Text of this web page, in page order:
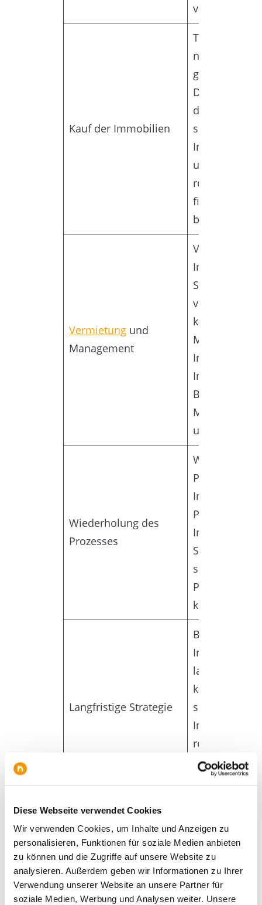
Diese Webseite verwendet Cookies
Wir verwenden Cookies, um Inhalte und Anzeigen zu
personalisieren, Funktionen für soziale Medien anbieten
zu können und die Zugriffe auf unsere Website zu
analysieren. Außerdem geben wir Informationen zu Ihrer
Verwendung unserer Website an unsere Partner für
soziale Medien, Werbung und Analysen weiter. Unsere
verringert.
Kauf der Immobilien
Tätigen Sie
nachdem Sie
gründliche
Diligence-
durchgeführt
sollte eine
Inspektion
und eine
rechtlichen
finanziellen
beinhalten.
Vermietung und
Management
Vermieten
Immobilien
Sie sicher,
verwaltet
kann das
Mieten, die
Immobilie
Beilegung
umfassen.
Wiederholung des
Prozesses
Wiederholen
Prozess, um
Immobilien
Portfolio
Im Laufe der
Sie mehr
sammeln
Portfolio
können.
Langfristige Strategie
Betrachten
langfristige
kann Jahre
sich ein
rentiert,
und eine
Perspektive
Diversifikation – der
Schlüssel zum Erfolg
Ein diversifiziertes
immobilienportfolio ist ein
wichtiger Faktorfür Ihren Erfolg als